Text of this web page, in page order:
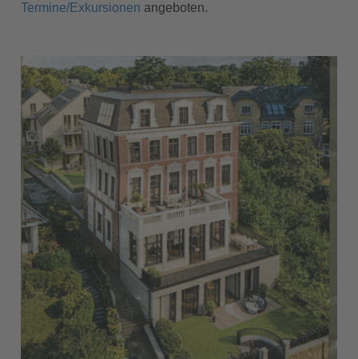
Termine/Exkursionen angeboten.